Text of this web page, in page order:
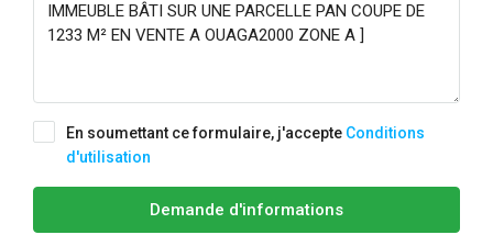
En soumettant ce formulaire, j'accepte Conditions
d'utilisation
Demande d'informations